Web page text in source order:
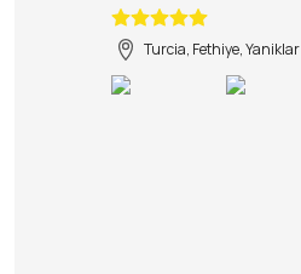
Turcia, Fethiye, Yaniklar